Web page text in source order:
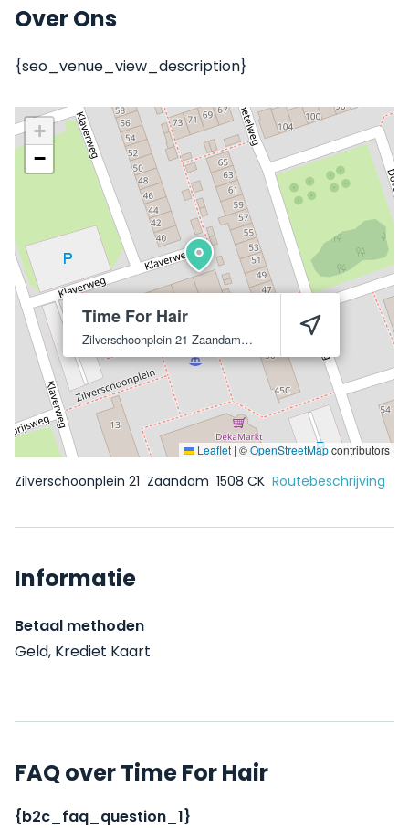
Over Ons
{seo_venue_view_description}
Time For Hair
Zilverschoonplein 21 Zaandam 1508 CK
+
−
Leaflet | ©OpenStreetMapcontributors
Zilverschoonplein 21 Zaandam 1508 CK Routebeschrijving
Informatie
Betaal methoden
Geld, Krediet Kaart
FAQ over Time For Hair
{b2c_faq_question_1}